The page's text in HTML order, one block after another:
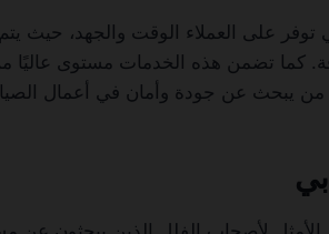
توفر على العملاء الوقت والجهد، حيث
كما تضمن هذه الخدمات مستوى عاليًا من
من يبحث عن جودة وأمان في أعمال